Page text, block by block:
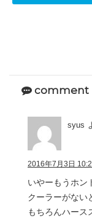
comment
syus
2016年7月3日
いやーもうホン
クーラーがない
もちろんハース